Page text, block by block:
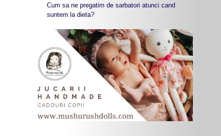
Cum sa ne pregatim de sarbatori atunci cand
suntem la dieta?